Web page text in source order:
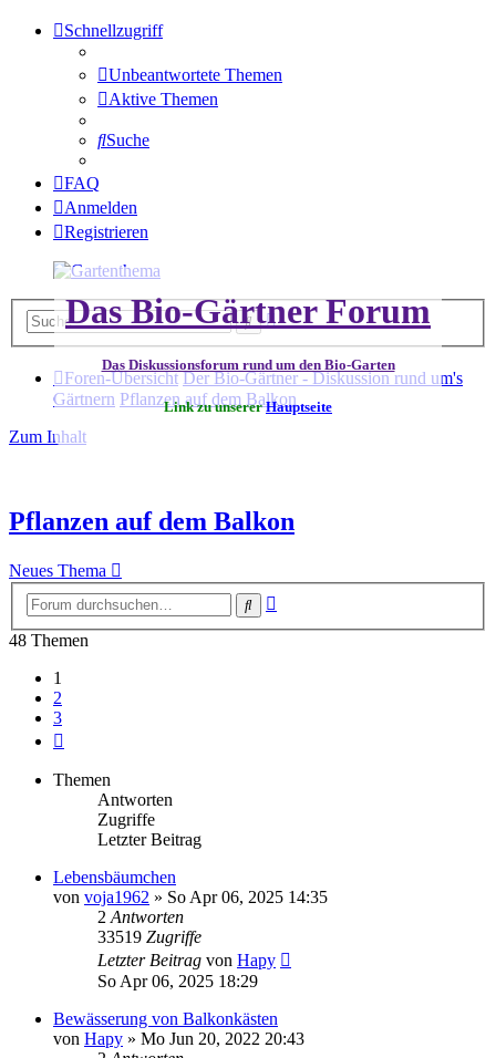
Schnellzugriff
Unbeantwortete Themen
Aktive Themen
Suche
FAQ
Anmelden
Registrieren
Das Bio-Gärtner Forum
Das Diskussionsforum rund um den Bio-Garten
Link zu unsererHauptseite
SucheErweiterte
Foren-Übersicht Der Bio-Gärtner - Diskussion rund um's
Gärtnern Pflanzen auf dem Balkon
Zum Inhalt
Pflanzen auf dem Balkon
Neues Thema
Suche
48 Themen
1
2
3
Themen
Antworten
Zugriffe
Letzter Beitrag
Lebensbäumchen
von voja1962 » So Apr 06, 2025 14:35
2 Antworten
33519 Zugriffe
Letzter Beitrag von Hapy
So Apr 06, 2025 18:29
Bewässerung von Balkonkästen
von Hapy » Mo Jun 20, 2022 20:43